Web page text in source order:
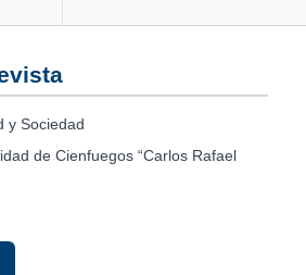
y Sociedad
de Cienfuegos “Carlos Rafael